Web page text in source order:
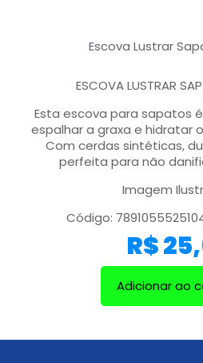
Escova Lustrar
ESCOVA LUSTRAR
Esta escova para sapatos
espalhar a graxa e hidratar
Com cerdas sintéticas,
perfeita para não
Imagem
Código:
R$
Adicionar ao